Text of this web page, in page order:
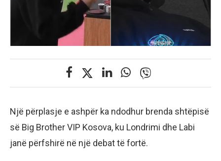
Një përplasje e ashpër ka ndodhur brenda shtëpisë
së Big Brother VIP Kosova, ku Londrimi dhe Labi
janë përfshirë në një debat të fortë.